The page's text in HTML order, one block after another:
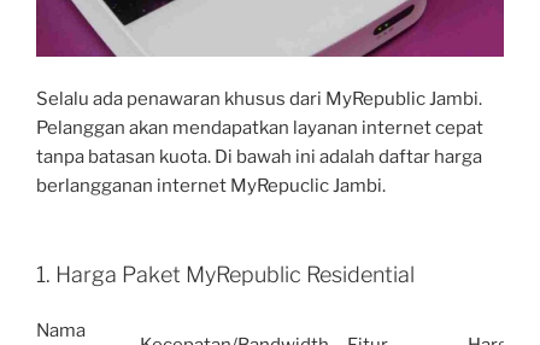
Selalu ada penawaran khusus dari MyRepublic Jambi.
Pelanggan akan mendapatkan layanan internet cepat
tanpa batasan kuota. Di bawah ini adalah daftar harga
berlangganan internet MyRepuclic Jambi.
1. Harga Paket MyRepublic Residential
Nama